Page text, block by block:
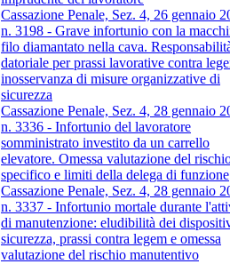
Cassazione Penale, Sez. 4, 26 gennaio
n. 3198 - Grave infortunio con la
filo diamantato nella cava.
datoriale per prassi lavorative contra
inosservanza di misure organizzative di
sicurezza
Cassazione Penale, Sez. 4, 28 gennaio
n. 3336 - Infortunio del lavoratore
somministrato investito da un carrello
elevatore. Omessa valutazione del
specifico e limiti della delega di funzione
Cassazione Penale, Sez. 4, 28 gennaio
n. 3337 - Infortunio mortale durante
di manutenzione: eludibilità dei
sicurezza, prassi contra legem e omessa
valutazione del rischio manutentivo